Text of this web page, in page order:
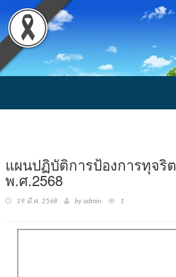
แผนปฏิบัติการป้องการทุจริต
พ.ศ.2568
19 มี.ค. 2568 by admin 1